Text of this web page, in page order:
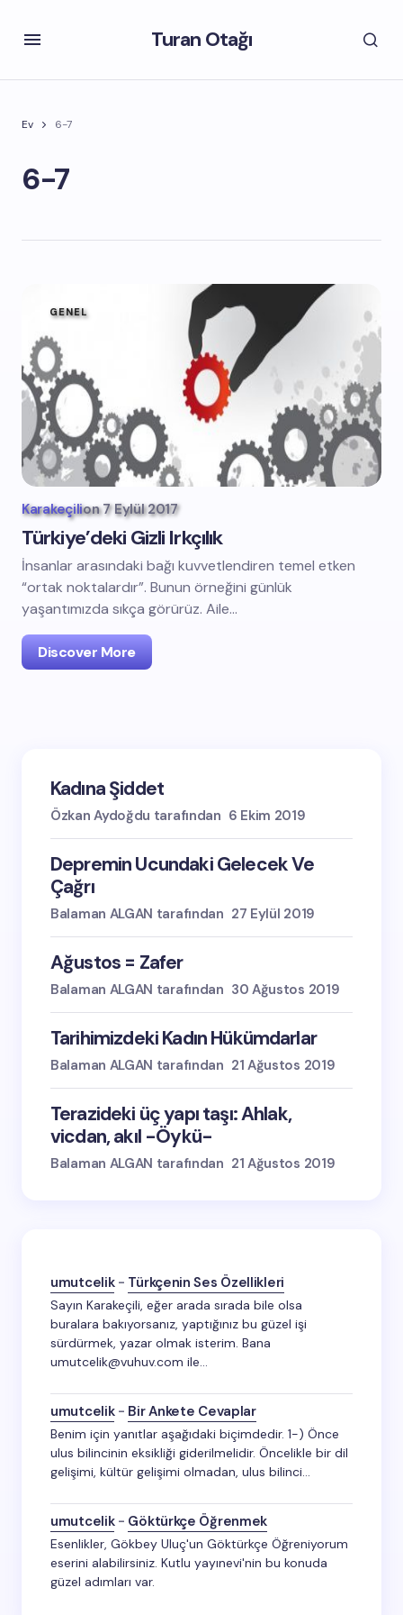
Turan Otağı
Ev 6-7
6-7
GENEL
Karakeçilion 7 Eylül 2017
Türkiye’deki Gizli Irkçılık
İnsanlar arasındaki bağı kuvvetlendiren temel etken
“ortak noktalardır”. Bunun örneğini günlük
yaşantımızda sıkça görürüz. Aile…
Discover More
Kadına Şiddet
Özkan Aydoğdu tarafından 6 Ekim 2019
Depremin Ucundaki Gelecek Ve
Çağrı
Balaman ALGAN tarafından 27 Eylül 2019
Ağustos = Zafer
Balaman ALGAN tarafından 30 Ağustos 2019
Tarihimizdeki Kadın Hükümdarlar
Balaman ALGAN tarafından 21 Ağustos 2019
Terazideki üç yapı taşı: Ahlak,
vicdan, akıl -Öykü-
Balaman ALGAN tarafından 21 Ağustos 2019
umutcelik- Türkçenin Ses Özellikleri
Sayın Karakeçili, eğer arada sırada bile olsa
buralara bakıyorsanız, yaptığınız bu güzel işi
sürdürmek, yazar olmak isterim. Bana
umutcelik@vuhuv.com ile…
umutcelik- Bir Ankete Cevaplar
Benim için yanıtlar aşağıdaki biçimdedir. 1-) Önce
ulus bilincinin eksikliği giderilmelidir. Öncelikle bir dil
gelişimi, kültür gelişimi olmadan, ulus bilinci…
umutcelik- Göktürkçe Öğrenmek
Esenlikler, Gökbey Uluç'un Göktürkçe Öğreniyorum
eserini alabilirsiniz. Kutlu yayınevi'nin bu konuda
güzel adımları var.